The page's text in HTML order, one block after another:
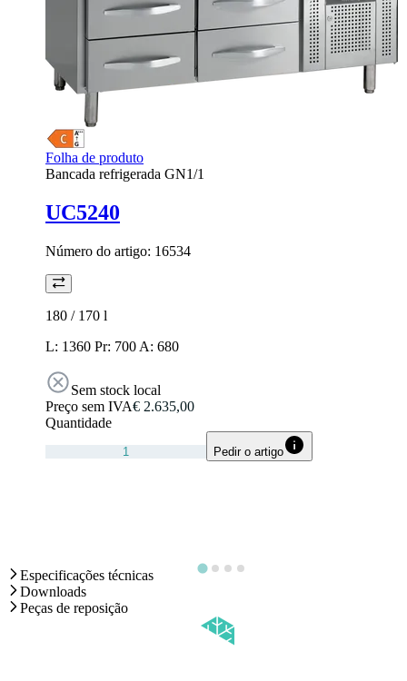
Folha de produto
Bancada refrigerada GN1/1
UC5240
Número do artigo: 16534
180 / 170 l
L: 1360 Pr: 700 A: 680
Sem stock local
Preço sem IVA€ 2.635,00
Quantidade
Pedir o artigo
Especificações técnicas
Downloads
Peças de reposição